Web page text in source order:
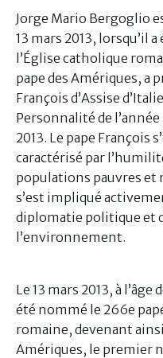
Jorge Mario Bergoglio
13 mars 2013, lorsqu’il
l’Église catholique
pape des Amériques, a
François d’Assise
Personnalité de
2013. Le pape François
caractérisé par
populations pauvres et
s’est impliqué
diplomatie politique et
l’environnement.
Le 13 mars 2013, à
été nommé le 266e
romaine, devenant
Amériques, le premier